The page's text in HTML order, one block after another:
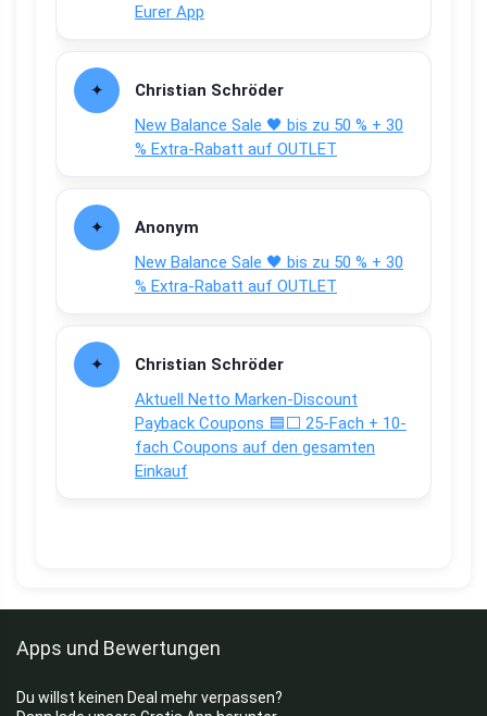
Eurer App
Christian Schröder
New Balance Sale 🖤 bis zu 50 % + 30
% Extra-Rabatt auf OUTLET
Anonym
New Balance Sale 🖤 bis zu 50 % + 30
% Extra-Rabatt auf OUTLET
Christian Schröder
Aktuell Netto Marken-Discount
Payback Coupons 🟦⬜ 25-Fach + 10-
fach Coupons auf den gesamten
Einkauf
Apps und Bewertungen
Du willst keinen Deal mehr verpassen?